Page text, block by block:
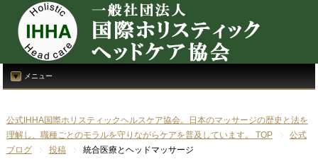
メニュー
公式IHHA国際ホリスティックヘルスケア協会。日本のマッサージの歴史と法を
理解し、職種ごとのモラルを守りながらケアを普及しています。 TOP
公式
ブログ
投稿 統合医療とヘッドマッサージ